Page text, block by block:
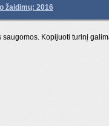
žaidimų: 2016
Kopijuoti turinį